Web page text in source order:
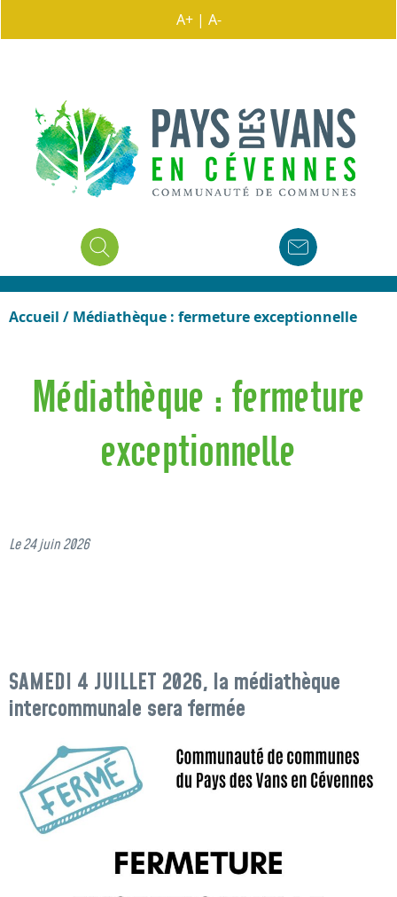
A+| A-
Accueil / Médiathèque : fermeture exceptionnelle
Médiathèque : fermeture
exceptionnelle
Le 24 juin 2026
SAMEDI 4 JUILLET 2026, la médiathèque
intercommunale sera fermée